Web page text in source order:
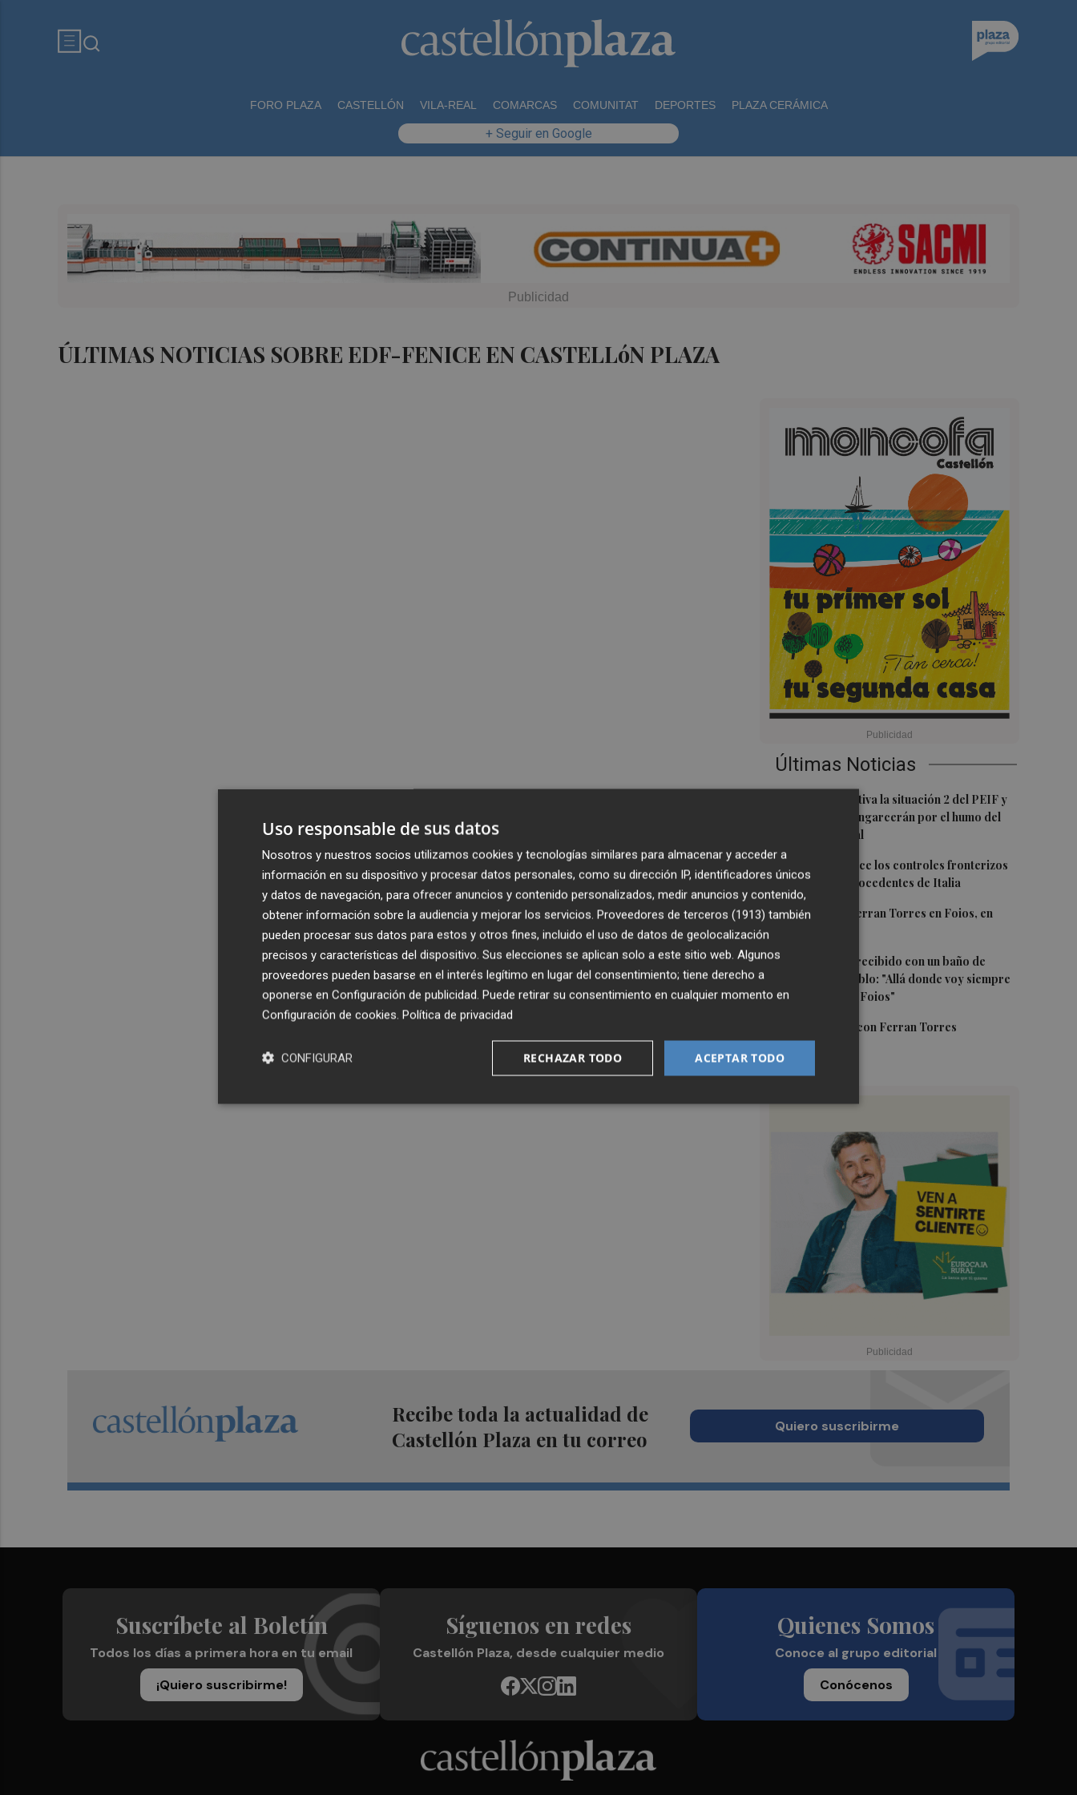
FORO PLAZA CASTELLÓN VILA-REAL COMARCAS COMUNITAT DEPORTES PLAZA CERÁMICA
+ Seguir en Google
ÚLTIMAS NOTICIAS SOBRE EDF-FENICE EN CASTELLóN PLAZA
Últimas Noticias
Emergencias activa la situación 2 del PEIF y
confina Sierra Engarcerán por el humo del
incendio forestal
2 España restablece los controles fronterizos
a los viajeros procedentes de Italia
3El homenaje a Ferran Torres en Foios, en
4Ferran Torres, recibido con un baño de
masas en su pueblo: "Allá donde voy siempre
digo que soy de Foios"
Foios se vuelca con Ferran Torres
Recibe toda la actualidad de
Castellón Plaza en tu correo
Quiero suscribirme
Suscríbete al Boletín
Todos los días a primera hora en tu email
¡Quiero suscribirme!
Síguenos en redes
Castellón Plaza, desde cualquier medio
Quienes Somos
Conoce al grupo editorial
Conócenos
Uso responsable de sus datos
Nosotros y nuestros socios utilizamos cookies y tecnologías similares para almacenar y acceder a
información en su dispositivo y procesar datos personales, como su dirección IP, identificadores únicos
y datos de navegación, para ofrecer anuncios y contenido personalizados, medir anuncios y contenido,
obtener información sobre la audiencia y mejorar los servicios. Proveedores de terceros (1913) también
pueden procesar sus datos para estos y otros fines, incluido el uso de datos de geolocalización
precisos y características del dispositivo. Sus elecciones se aplican solo a este sitio web. Algunos
proveedores pueden basarse en el interés legítimo en lugar del consentimiento; tiene derecho a
oponerse en Configuración de publicidad. Puede retirar su consentimiento en cualquier momento en
Configuración de cookies. Política de privacidad
ACEPTAR TODO
RECHAZAR TODO
CONFIGURAR